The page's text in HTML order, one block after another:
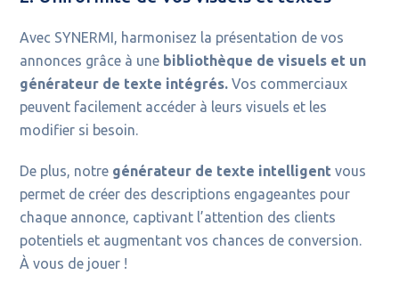
Avec SYNERMI, harmonisez la présentation de vos
annonces grâce à une bibliothèque de visuels et un
générateur de texte intégrés.Vos commerciaux
peuvent facilement accéder à leurs visuels et les
modifier si besoin.
De plus, notre générateur de texte intelligent vous
permet de créer des descriptions engageantes pour
chaque annonce, captivant l’attention des clients
potentiels et augmentant vos chances de conversion.
À vous de jouer !